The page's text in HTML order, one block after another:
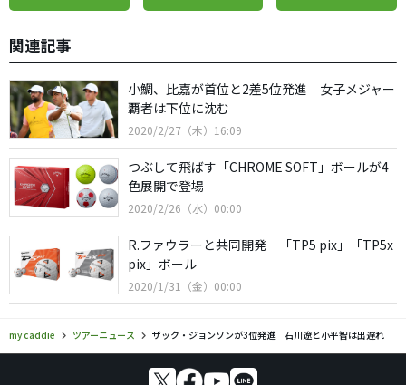
関連記事
小鯛、比嘉が首位と2差5位発進 女子メジャー
覇者は下位に沈む
2020/2/27（木）16:09
つぶして飛ばす「CHROME SOFT」ボールが4
色展開で登場
2020/2/26（水）00:00
R.ファウラーと共同開発 「TP5 pix」「TP5x
pix」ボール
2020/1/31（金）00:00
my caddie ツアーニュース ザック・ジョンソンが3位発進 石川遼と小平智は出遅れ